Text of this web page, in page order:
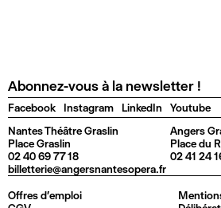
Abonnez-vous à la newsletter !
Facebook Instagram LinkedIn
Youtube
Nantes Théâtre Graslin
Place Graslin
02 40 69 77 18
Angers
Place du
02 41 24
billetterie@angersnantesopera.fr
Offres d'emploi